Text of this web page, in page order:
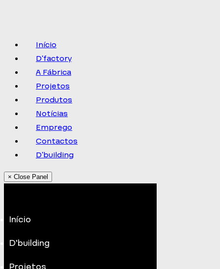
Início
D’factory
A Fábrica
Projetos
Produtos
Notícias
Emprego
Contactos
D’building
× Close Panel
Início
D’building